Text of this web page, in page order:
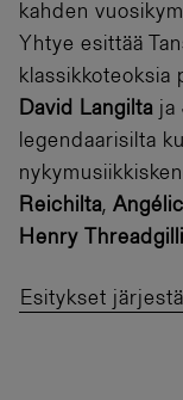
kahden
Yhtye esittää
klassikkoteoksia
David Langilta ja
legendaarisilta
Reichilta,
Henry
Esitykset